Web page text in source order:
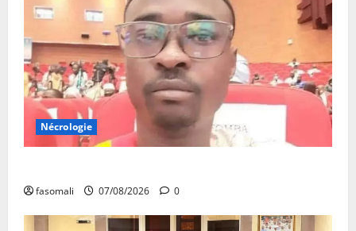
Nécrologie
fasomali 07/08/2026 0